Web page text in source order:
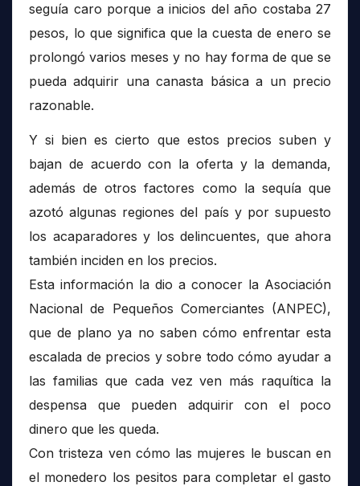
seguía caro porque a inicios del año costaba 27
pesos, lo que significa que la cuesta de enero se
prolongó varios meses y no hay forma de que se
pueda adquirir una canasta básica a un precio
razonable.
Y si bien es cierto que estos precios suben y
bajan de acuerdo con la oferta y la demanda,
además de otros factores como la sequía que
azotó algunas regiones del país y por supuesto
los acaparadores y los delincuentes, que ahora
también inciden en los precios.
Esta información la dio a conocer la Asociación
Nacional de Pequeños Comerciantes (ANPEC),
que de plano ya no saben cómo enfrentar esta
escalada de precios y sobre todo cómo ayudar a
las familias que cada vez ven más raquítica la
despensa que pueden adquirir con el poco
dinero que les queda.
Con tristeza ven cómo las mujeres le buscan en
el monedero los pesitos para completar el gasto